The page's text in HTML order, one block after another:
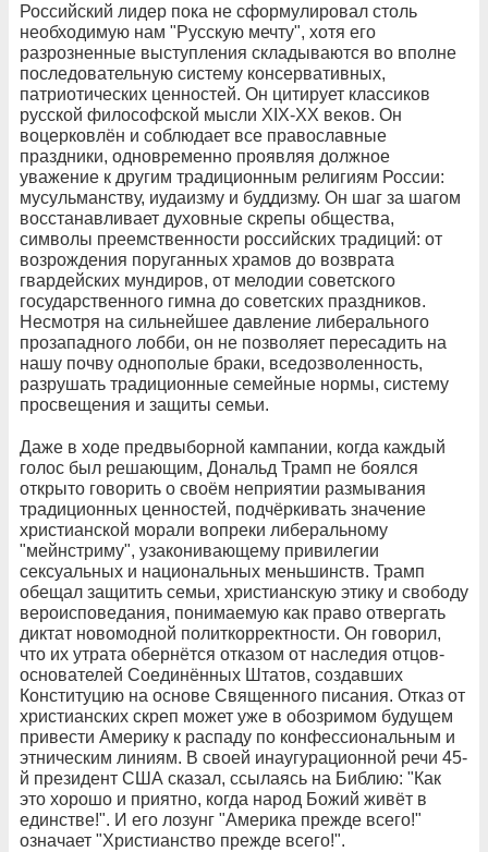
Российский лидер пока не сформулировал столь
необходимую нам "Русскую мечту", хотя его
разрозненные выступления складываются во вполне
последовательную систему консервативных,
патриотических ценностей. Он цитирует классиков
русской философской мысли XIX-XX веков. Он
воцерковлён и соблюдает все православные
праздники, одновременно проявляя должное
уважение к другим традиционным религиям России:
мусульманству, иудаизму и буддизму. Он шаг за шагом
восстанавливает духовные скрепы общества,
символы преемственности российских традиций: от
возрождения поруганных храмов до возврата
гвардейских мундиров, от мелодии советского
государственного гимна до советских праздников.
Несмотря на сильнейшее давление либерального
прозападного лобби, он не позволяет пересадить на
нашу почву однополые браки, вседозволенность,
разрушать традиционные семейные нормы, систему
просвещения и защиты семьи.
Даже в ходе предвыборной кампании, когда каждый
голос был решающим, Дональд Трамп не боялся
открыто говорить о своём неприятии размывания
традиционных ценностей, подчёркивать значение
христианской морали вопреки либеральному
"мейнстриму", узаконивающему привилегии
сексуальных и национальных меньшинств. Трамп
обещал защитить семьи, христианскую этику и свободу
вероисповедания, понимаемую как право отвергать
диктат новомодной политкорректности. Он говорил,
что их утрата обернётся отказом от наследия отцов-
основателей Соединённых Штатов, создавших
Конституцию на основе Священного писания. Отказ от
христианских скреп может уже в обозримом будущем
привести Америку к распаду по конфессиональным и
этническим линиям. В своей инаугурационной речи 45-
й президент США сказал, ссылаясь на Библию: "Как
это хорошо и приятно, когда народ Божий живёт в
единстве!". И его лозунг "Америка прежде всего!"
означает "Христианство прежде всего!".